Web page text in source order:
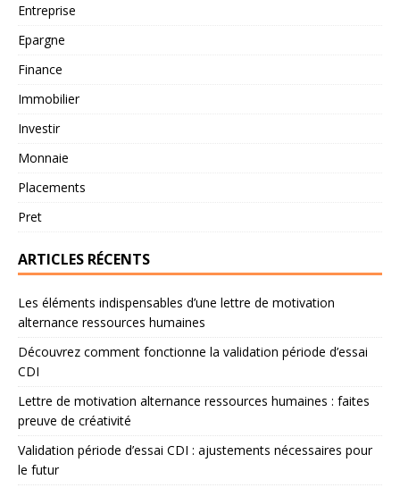
Entreprise
Epargne
Finance
Immobilier
Investir
Monnaie
Placements
Pret
ARTICLES RÉCENTS
Les éléments indispensables d’une lettre de motivation
alternance ressources humaines
Découvrez comment fonctionne la validation période d’essai
CDI
Lettre de motivation alternance ressources humaines : faites
preuve de créativité
Validation période d’essai CDI : ajustements nécessaires pour
le futur